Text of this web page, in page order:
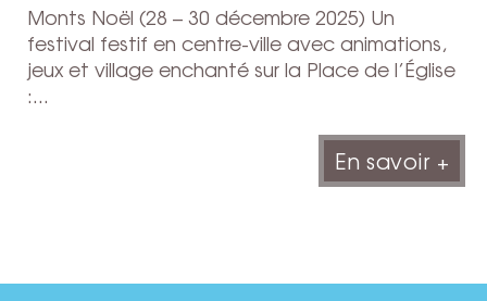
Monts Noël (28 – 30 décembre 2025) Un
festival festif en centre-ville avec animations,
jeux et village enchanté sur la Place de l’Église
:...
En savoir +